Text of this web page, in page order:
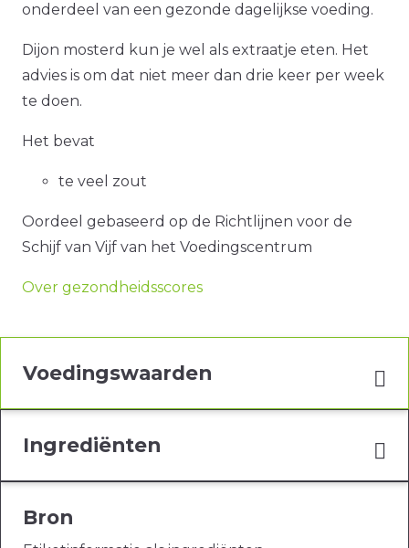
onderdeel van een gezonde dagelijkse voeding.
Dijon mosterd kun je wel als extraatje eten. Het
advies is om dat niet meer dan drie keer per week
te doen.
Het bevat
te veel zout
Oordeel gebaseerd op de Richtlijnen voor de
Schijf van Vijf van het Voedingscentrum
Over gezondheidsscores
Voedingswaarden
Ingrediënten
Bron